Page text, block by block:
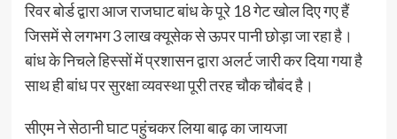
रिवर बोर्ड द्वारा आज राजघाट बांध के पूरे 18 गेट खोल दिए गए हैं
जिसमें से लगभग 3 लाख क्यूसेक से ऊपर पानी छोड़ा जा रहा है।
बांध के निचले हिस्सों में प्रशासन द्वारा अलर्ट जारी कर दिया गया है
साथ ही बांध पर सुरक्षा व्यवस्था पूरी तरह चौक चौबंद है।
सीएम ने सेठानी घाट पहुंचकर लिया बाढ़ का जायजा